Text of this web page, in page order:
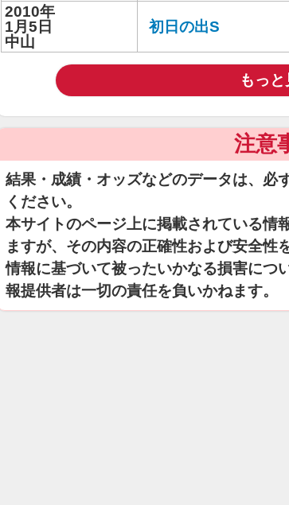
2010年
1月5日
中山
初日の出S
もっと
注意
結果・成績・オッズなどのデータは、必
ください。
本サイトのページ上に掲載されている情
ますが、その内容の正確性および安全性
情報に基づいて被ったいかなる損害につ
報提供者は一切の責任を負いかねます。